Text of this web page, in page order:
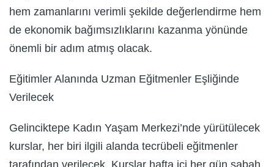
hem zamanlarını verimli şekilde değerlendirme hem
de ekonomik bağımsızlıklarını kazanma yönünde
önemli bir adım atmış olacak.
Eğitimler Alanında Uzman Eğitmenler Eşliğinde
Verilecek
Gelinciktepe Kadın Yaşam Merkezi’nde yürütülecek
kurslar, her biri ilgili alanda tecrübeli eğitmenler
tarafından verilecek. Kurslar hafta içi her gün sabah